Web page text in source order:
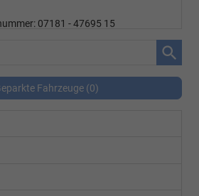
07181 - 47695 15
Fahrzeuge (0)